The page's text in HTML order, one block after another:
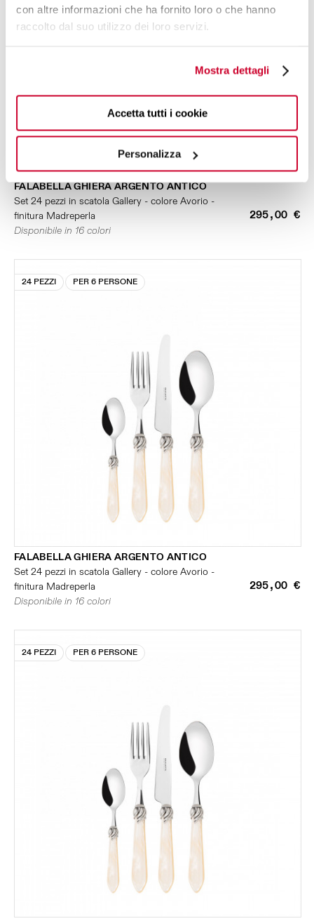
con altre informazioni che ha fornito loro o che hanno
raccolto dal suo utilizzo dei loro servizi.
Mostra dettagli
Accetta tutti i cookie
Personalizza
FALABELLA GHIERA ARGENTO ANTICO
Set 24 pezzi in scatola Gallery - colore Avorio -
finitura Madreperla
295,00 €
Disponibile in 16 colori
24 PEZZI PER 6 PERSONE
FALABELLA GHIERA ARGENTO ANTICO
Set 24 pezzi in scatola Gallery - colore Avorio -
finitura Madreperla
295,00 €
Disponibile in 16 colori
24 PEZZI PER 6 PERSONE